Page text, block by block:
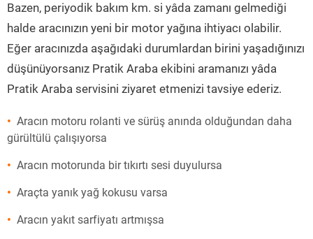
Bazen, periyodik bakım km. si yâda zamanı gelmediği
halde aracınızın yeni bir motor yağına ihtiyacı olabilir.
Eğer aracınızda aşağıdaki durumlardan birini yaşadığınızı
düşünüyorsanız Pratik Araba ekibini aramanızı yâda
Pratik Araba servisini ziyaret etmenizi tavsiye ederiz.
Aracın motoru rolanti ve sürüş anında olduğundan daha
gürültülü çalışıyorsa
Aracın motorunda bir tıkırtı sesi duyulursa
Araçta yanık yağ kokusu varsa
Aracın yakıt sarfiyatı artmışsa